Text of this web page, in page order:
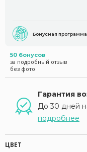
Бонусная
50 бонусов
за подробный отзыв
без фото
Гарантия
До 30 дней
подробнее
ЦВЕТ